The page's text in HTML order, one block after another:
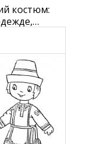
костюм:
с